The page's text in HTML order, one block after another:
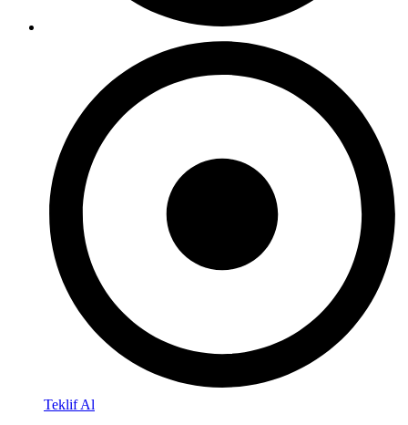
Teklif Al